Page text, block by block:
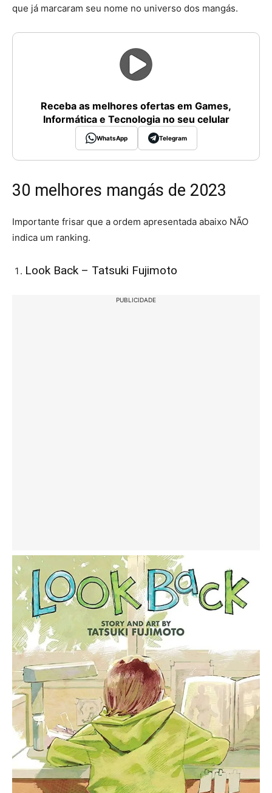
que já marcaram seu nome no universo dos mangás.
Receba as melhores ofertas em Games,
Informática e Tecnologia no seu celular
WhatsApp Telegram
30 melhores mangás de 2023
Importante frisar que a ordem apresentada abaixo NÃO
indica um ranking.
Look Back – Tatsuki Fujimoto
PUBLICIDADE